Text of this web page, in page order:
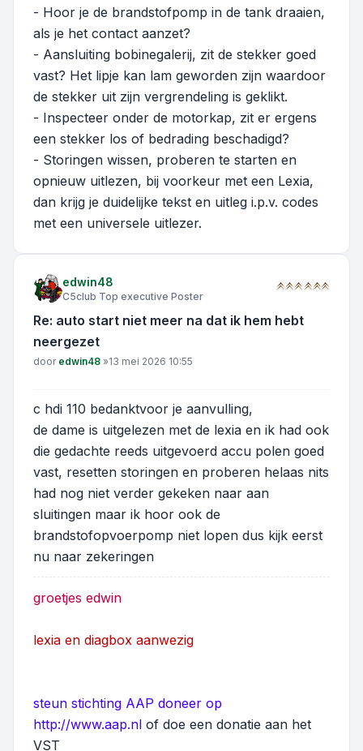
- Hoor je de brandstofpomp in de tank draaien,
als je het contact aanzet?
- Aansluiting bobinegalerij, zit de stekker goed
vast? Het lipje kan lam geworden zijn waardoor
de stekker uit zijn vergrendeling is geklikt.
- Inspecteer onder de motorkap, zit er ergens
een stekker los of bedrading beschadigd?
- Storingen wissen, proberen te starten en
opnieuw uitlezen, bij voorkeur met een Lexia,
dan krijg je duidelijke tekst en uitleg i.p.v. codes
met een universele uitlezer.
edwin48
C5club Top executive Poster
Re: auto start niet meer na dat ik hem hebt
neergezet
Bericht
door edwin48 »13 mei 2026 10:55
c hdi 110 bedanktvoor je aanvulling,
de dame is uitgelezen met de lexia en ik had ook
die gedachte reeds uitgevoerd accu polen goed
vast, resetten storingen en proberen helaas nits
had nog niet verder gekeken naar aan
sluitingen maar ik hoor ook de
brandstofopvoerpomp niet lopen dus kijk eerst
nu naar zekeringen
groetjes edwin
lexia en diagbox aanwezig
steun stichting AAP doneer op
http://www.aap.nl of doe een donatie aan het
VST